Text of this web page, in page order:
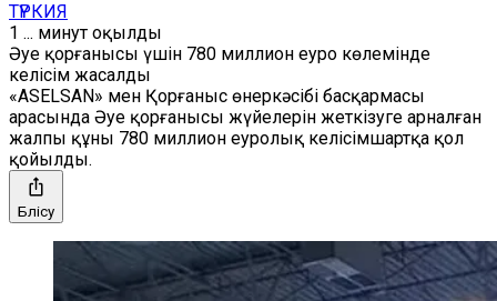
ТҮРКИЯ
1 ... минут оқылды
Әуе қорғанысы үшін 780 миллион еуро көлемінде
келісім жасалды
«ASELSAN» мен Қорғаныс өнеркәсібі басқармасы
арасында Әуе қорғанысы жүйелерін жеткізуге арналған
жалпы құны 780 миллион еуролық келісімшартқа қол
қойылды.
Бөлісу